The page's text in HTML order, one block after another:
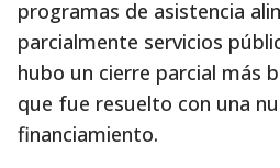
programas de asistencia
parcialmente servicios
hubo un cierre parcial más
que fue resuelto con una
financiamiento.